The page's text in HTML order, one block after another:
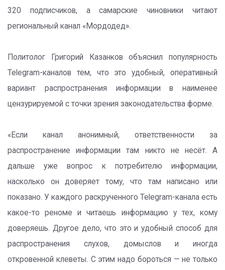
320 подписчиков, а самарские чиновники читают
региональный канал «Мордодед».
Политолог Григорий Казанков объяснил популярность
Telegram-каналов тем, что это удобный, оперативный
вариант распространения информации в наименее
цензурируемой с точки зрения законодательства форме.
«Если канал анонимный, ответственности за
распространение информации там никто не несёт. А
дальше уже вопрос к потребителю информации,
насколько он доверяет тому, что там написано или
показано. У каждого раскрученного Telegram-канала есть
какое-то реноме и читаешь информацию у тех, кому
доверяешь. Другое дело, что это и удобный способ для
распространения слухов, домыслов и иногда
откровенной клеветы. С этим надо бороться — не только